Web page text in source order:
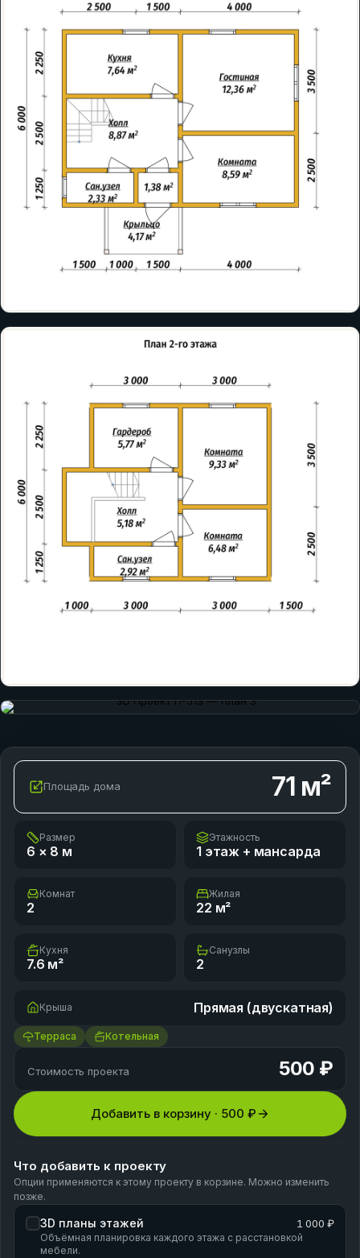
Площадь дома 71 м²
Размер
6 × 8 м
Этажность
1 этаж + мансарда
Комнат
2
Жилая
22 м²
Кухня
7.6 м²
Санузлы
2
Крыша Прямая (двускатная)
Терраса Котельная
Стоимость проекта 500 ₽
Добавить в корзину · 500 ₽
Что добавить к проекту
Опции применяются к этому проекту в корзине. Можно изменить
позже.
3D планы этажей 1 000 ₽
Объёмная планировка каждого этажа с расстановкой
мебели.